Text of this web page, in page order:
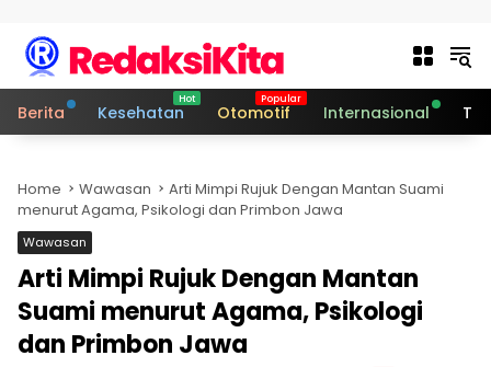
Berita Kesehatan Otomotif Internasional
Home Wawasan
Arti Mimpi Rujuk Dengan Mantan Suami
menurut Agama, Psikologi dan Primbon Jawa
Wawasan
Arti Mimpi Rujuk Dengan Mantan
Suami menurut Agama, Psikologi
dan Primbon Jawa